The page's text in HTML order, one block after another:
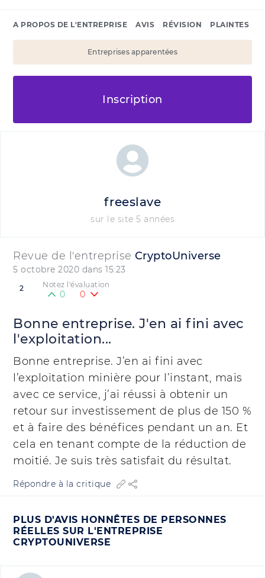
A PROPOS DE L'ENTREPRISE AVIS RÉVISION PLAINTES
Entreprises apparentées
Inscription
Revue de l'entreprise CryptoUniverse
5 octobre 2020 dans 15:23
2 Notez l'évaluation
0 0
Bonne entreprise. J'en ai fini avec
l'exploitation...
Bonne entreprise. J’en ai fini avec
l’exploitation minière pour l’instant, mais
avec ce service, j’ai réussi à obtenir un
retour sur investissement de plus de 150 %
et à faire des bénéfices pendant un an. Et
cela en tenant compte de la réduction de
moitié. Je suis très satisfait du résultat.
Répondre à la critique
PLUS D'AVIS HONNÊTES DE PERSONNES
RÉELLES SUR L'ENTREPRISE
CRYPTOUNIVERSE
freeslave
sur le site 5 années